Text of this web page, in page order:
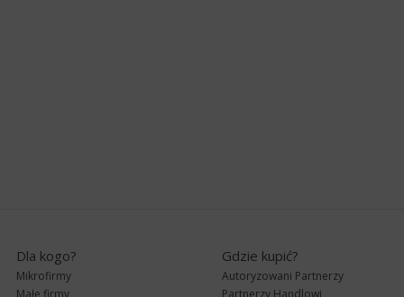
Dla kogo?
Mikrofirmy
Małe firmy
Gdzie kupić?
Autoryzowani Partnerzy
Partnerzy Handlowi